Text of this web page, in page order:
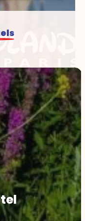
voor